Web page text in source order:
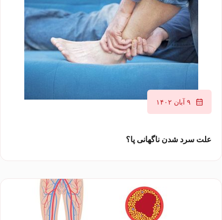
۹ آبان ۱۴۰۲
علت سرد شدن ناگهانی پا؟